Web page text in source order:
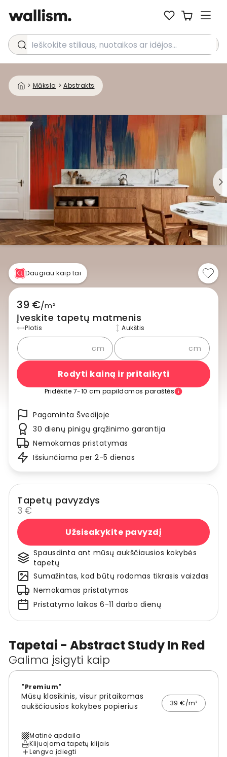
Ieškokite stiliaus, nuotaikos ar idėjos...
> Māksla > Abstrakts
Tapetai - Abstract Study In Red
Galima įsigyti kaip
"Premium"
Mūsų klasikinis, visur pritaikomas
aukščiausios kokybės popierius
39 €/m²
Matinė apdaila
Klijuojama tapetų klijais
Lengva įdiegti
Daugiau kaip tai
39 €/m²
Įveskite tapetų matmenis
Plotis
cm
Aukštis
cm
Rodyti kainą ir pritaikyti
Pridėkite 7-10 cm papildomos paraštės
Pagaminta Švedijoje
30 dienų pinigų grąžinimo garantija
Nemokamas pristatymas
Išsiunčiama per 2-5 dienas
Tapetų pavyzdys
3 €
Užsisakykite pavyzdį
Spausdinta ant mūsų aukščiausios kokybės
tapetų
Sumažintas, kad būtų rodomas tikrasis vaizdas
Nemokamas pristatymas
Pristatymo laikas 6-11 darbo dienų